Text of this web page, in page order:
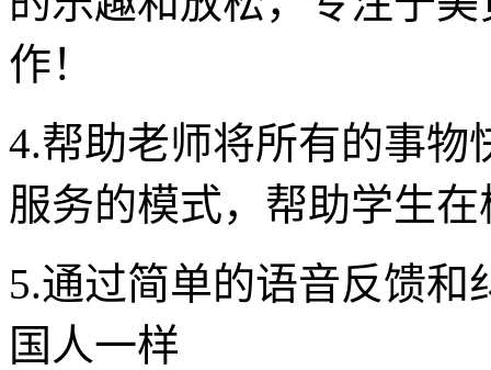
作！
4.帮助老师将所有的事物
服务的模式，帮助学生
5.通过简单的语音反馈
国人一样